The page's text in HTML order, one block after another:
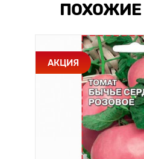
ПОХОЖИЕ
АКЦИЯ